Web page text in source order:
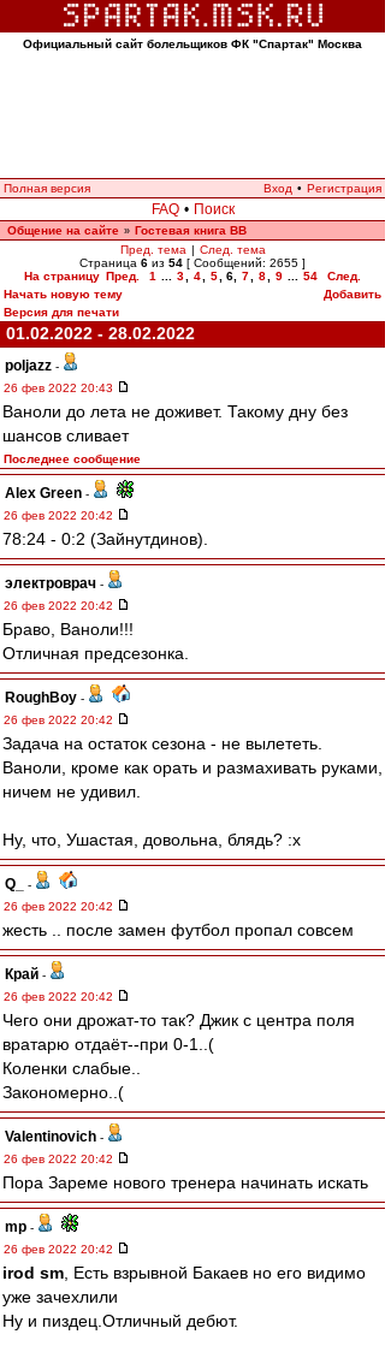
Официальный сайт болельщиков ФК "Спартак" Москва
Полная версия Вход • Регистрация
FAQ • Поиск
Общение на сайте » Гостевая книга ВВ
Пред. тема | След. тема
Страница 6 из 54 [ Сообщений: 2655 ]
На страницу Пред. 1 3 4 5 6 7 8 9 54
След.
Начать новую тему
Добавить
Версия для печати
01.02.2022 - 28.02.2022
poljazz -
26 фев 2022 20:43
Ваноли до лета не доживет. Такому дну без
шансов сливает
Последнее сообщение
Alex Green -
26 фев 2022 20:42
78:24 - 0:2 (Зайнутдинов).
электроврач -
26 фев 2022 20:42
Браво, Ваноли!!!
Отличная предсезонка.
RoughBoy -
26 фев 2022 20:42
Задача на остаток сезона - не вылететь.
Ваноли, кроме как орать и размахивать руками,
ничем не удивил.
Ну, что, Ушастая, довольна, блядь? :x
Q_
-
26 фев 2022 20:42
жесть .. после замен футбол пропал совсем
Край -
26 фев 2022 20:42
Чего они дрожат-то так? Джик с центра поля
вратарю отдаёт--при 0-1..(
Коленки слабые..
Закономерно..(
Valentinovich -
26 фев 2022 20:42
Пора Зареме нового тренера начинать искать
mp -
26 фев 2022 20:42
irod sm , Есть взрывной Бакаев но его видимо
уже зачехлили
Ну и пиздец.Отличный дебют.